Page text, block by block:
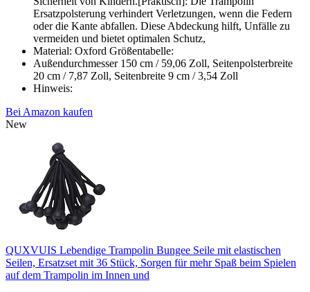
Ersatzpolsterung verhindert Verletzungen, wenn die Federn
oder die Kante abfallen. Diese Abdeckung hilft, Unfälle zu
vermeiden und bietet optimalen Schutz,
Material: Oxford Größentabelle:
Außendurchmesser 150 cm / 59,06 Zoll, Seitenpolsterbreite
20 cm / 7,87 Zoll, Seitenbreite 9 cm / 3,54 Zoll
Hinweis:
Bei Amazon kaufen
New
QUXVUIS Lebendige Trampolin Bungee Seile mit elastischen
Seilen, Ersatzset mit 36 Stück, Sorgen für mehr Spaß beim Spielen
auf dem Trampolin im Innen und